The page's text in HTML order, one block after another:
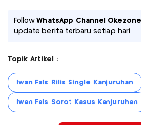
FollowWhatsApp Channel Okezone
update berita terbaru setiap hari
Topik Artikel :
Iwan Fals Rilis Single Kanjuruhan
Iwan Fals Sorot Kasus Kanjuruhan